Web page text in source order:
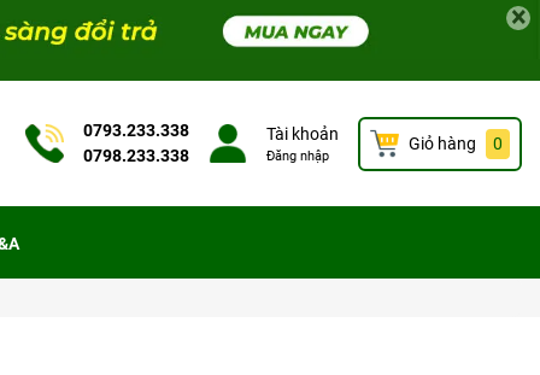
×
0793.233.338
0798.233.338
Tài khoản
Đăng nhập
Giỏ hàng 0